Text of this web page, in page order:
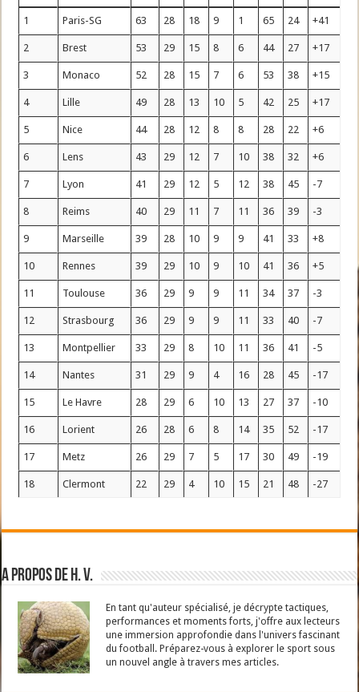
1 Paris-SG 63 28 18 9 1 65 24 +41
2 Brest 53 29 15 8 6 44 27 +17
3 Monaco 52 28 15 7 6 53 38 +15
4 Lille 49 28 13 10 5 42 25 +17
5 Nice 44 28 12 8 8 28 22 +6
6 Lens 43 29 12 7 10 38 32 +6
7 Lyon 41 29 12 5 12 38 45 -7
8 Reims 40 29 11 7 11 36 39 -3
9 Marseille 39 28 10 9 9 41 33 +8
10 Rennes 39 29 10 9 10 41 36 +5
11 Toulouse 36 29 9 9 11 34 37 -3
12 Strasbourg 36 29 9 9 11 33 40 -7
13 Montpellier 33 29 8 10 11 36 41 -5
14 Nantes 31 29 9 4 16 28 45 -17
15 Le Havre 28 29 6 10 13 27 37 -10
16 Lorient 26 28 6 8 14 35 52 -17
17 Metz 26 29 7 5 17 30 49 -19
18 Clermont 22 29 4 10 15 21 48 -27
A propos de H. V.
En tant qu'auteur spécialisé, je décrypte tactiques,
performances et moments forts, j'offre aux lecteurs
une immersion approfondie dans l'univers fascinant
du football. Préparez-vous à explorer le sport sous
un nouvel angle à travers mes articles.